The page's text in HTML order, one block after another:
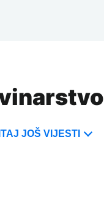
JOŠ VIJESTI